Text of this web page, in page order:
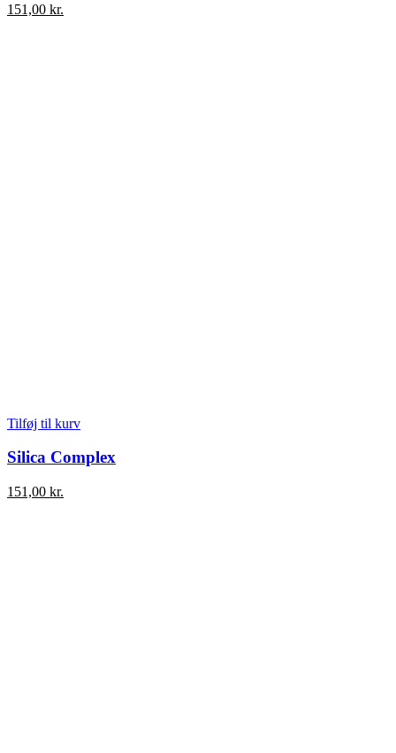
151,00 kr.
Tilføj til kurv
Silica Complex
151,00 kr.